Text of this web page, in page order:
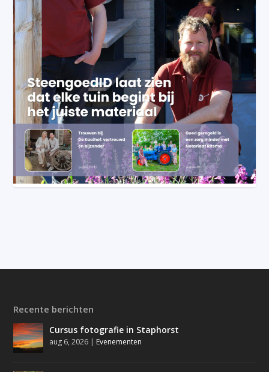
Recente berichten
Cursus fotografie in Staphorst
aug 6, 2026 | Evenementen